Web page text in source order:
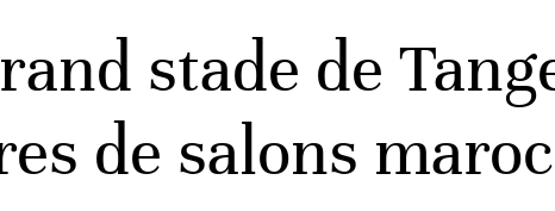
stade de
de salons